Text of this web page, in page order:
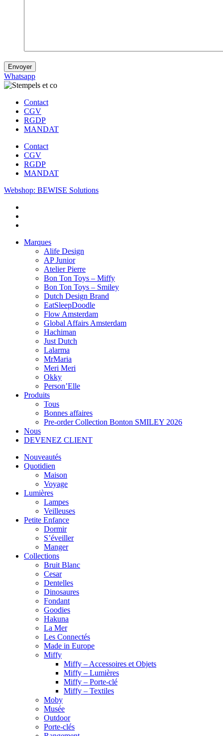
Envoyer
Whatsapp
Contact
CGV
RGDP
MANDAT
Contact
CGV
RGDP
MANDAT
Webshop: BEWISE Solutions
Marques
Alife Design
AP Junior
Atelier Pierre
Bon Ton Toys – Miffy
Bon Ton Toys – Smiley
Dutch Design Brand
EatSleepDoodle
Flow Amsterdam
Global Affairs Amsterdam
Hachiman
Just Dutch
Lalarma
MrMaria
Meri Meri
Okky
Person’Elle
Produits
Tous
Bonnes affaires
Pre-order Collection Bonton SMILEY 2026
Nous
DEVENEZ CLIENT
Nouveautés
Quotidien
Maison
Voyage
Lumières
Lampes
Veilleuses
Petite Enfance
Dormir
S’éveiller
Manger
Collections
Bruit Blanc
Cesar
Dentelles
Dinosaures
Fondant
Goodies
Hakuna
La Mer
Les Connectés
Made in Europe
Miffy
Miffy – Accessoires et Objets
Miffy – Lumières
Miffy – Porte-clé
Miffy – Textiles
Moby
Musée
Outdoor
Porte-clés